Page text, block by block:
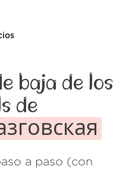
baja de los
de
a paso (con